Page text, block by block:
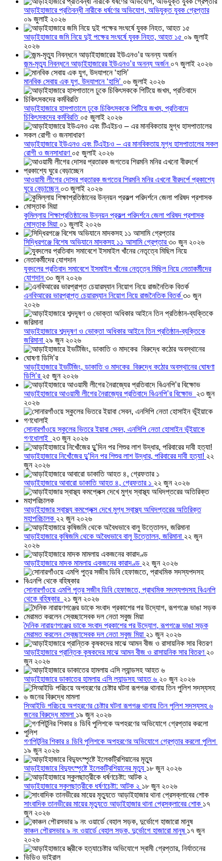
আড়াইহাজারে প্রতিবন্ধী নারীকে ধর্ষণের অভিযোগ, অভিযুক্ত যুবক গ্রেপ্তার
০৯ জুলাই ২০২৬
আড়াইহাজারে জমি নিয়ে দুই পক্ষের সংঘর্ষে যুবক নিহত, আহত ১৫ ০৯ জুলাই
২০২৬
জন্ম-মৃত্যু নিবন্ধনে আড়াইহাজারের ইউএনও’র অনন্য অর্জন ০৭ জুলাই ২০২৬
মানবিক সেবায় এক যুগ, উদযাপনে ‘হাসি’ ০৬ জুলাই ২০২৬
আড়াইহাজারে হাসপাতালে ঢুকে চিকিৎসককে পিটিয়ে জখম, প্রতিবাদে
চিকিৎসকদের কর্মবিরতি ০৫ জুলাই ২০২৬
আড়াইহাজারে ইউএনও এবং টিএইচও – এর মানবিকতায় মুগ্ধ হাসপাতালের সকল
রোগী ও জনসাধারণ ০৫ জুলাই ২০২৬
আওয়ামী লীগের দোসর প্রতারক জগতের শিরমনি মনির এখনো বীরদর্পে প্রকাশ্যে
ঘুরে বেড়াচ্ছেন ০৩ জুলাই ২০২৬
কুমিল্লায় শিক্ষাপ্রতিষ্ঠানের উন্নয়ন প্রকল্প পরিদর্শনে জেলা পরিষদ প্রশাসক
মোস্তাক মিয়া ০১ জুলাই ২০২৬
সিদ্ধিরগঞ্জে বিশেষ অভিযানে মাদকসহ ১১ আসামি গ্রেপ্তার৩০ জুন ২০২৬
যুবদলের প্রতিবাদ সমাবেশে ইসমাইল খাঁনের নেতৃত্বে মিছিল নিয়ে নেতাকর্মীদের
যোগদান৩০ জুন ২০২৬
এনবিআরের ভারপ্রাপ্ত চেয়ারম্যান নিয়োগ নিয়ে রাজনৈতিক বিতর্ক ৩০ জুন
২০২৬
আড়াইহাজারে শব্দদূষণ ও ভোক্তা অধিকার আইনে তিন প্রতিষ্ঠান-ব্যক্তিকে
জরিমানা ২৯ জুন ২০২৬
আড়াইহাজারে ইভটিজিং, ডাকাতি ও মাদকের বিরুদ্ধে কঠোর অবস্থানের ঘোষণা
ডিসি’র ২৫ জুন ২০২৬
আড়াইহাজারে আওয়ামী লীগের নৈরাজ্যের প্রতিবাদে বিএনপি’র বিক্ষোভ ২৩ জুন
২০২৬
সোনারগাঁওয়ে স্কুলের ভিতরে ইয়াবা সেবন, এনসিপি নেতা হোসাইন ভূঁইয়াকে
গণধোলাই ২৩ জুন ২০২৬
আড়াইহাজারে নিখোঁজের দুু’দিন পর শিশুর লাশ উদ্ধার, পরিবারের দাবী হত্যা! ২২
জুন ২০২৬
আড়াইহাজারে আবারো ডাকাতি আহত ৪, গ্রেফতার ১ ২২ জুন ২০২৬
আড়াইহাজার স্বাস্থ্য কমপ্লেক্স দেখে মুগ্ধ স্বাস্থ্য অধিদপ্তরের অতিরিক্ত
মহাপরিচালক ২২ জুন ২০২৬
আড়াইহাজারে কৃষিজমি থেকে অবৈধভাবে বালু উত্তোলন, জরিমানা ২২ জুন
২০২৬
আড়াইহাজারে মাদক মামলায় একজনের কারাদণ্ড ২২ জুন ২০২৬
সোনারগাঁওয়ে এমপি পুত্র সজীব ডিবি হেফাজতে, প্রাথমিক সদস্যপদসহ বিএনপি
থেকে বহিষ্কার ২১ জুন ২০২৬
দৈনিক নারায়ণগঞ্জের ডাকে সংবাদ প্রকাশের পর উদ্যোগ, রূপগঞ্জে ভাঙা সড়ক
মেরামত করলেন স্বেচ্ছাসেবক দল নেতা সবুজ মিয়া ২১ জুন ২০২৬
আড়াইহাজারে প্রান্তিক কৃষকদের মাঝে আমন বীজ ও রাসায়নিক সার বিতরণ ২০
জুন ২০২৬
আড়াইহাজারে ডাকাতের হামলায় এসি ল্যান্ডসহ আহত ৬ ২০ জুন ২০২৬
সিআইডি পরিচয়ে অপহরণের চেষ্টার ঘটনা রূপগঞ্জ থানায় তিন পুলিশ সদস্যসহ ৬
জনের বিরুদ্ধে মামলা ১৯ জুন ২০২৬
গণপিটুনির শিকার ৪ ডিবি পুলিশকে অপহরণের অভিযোগে গ্রেপ্তার করলো পুলিশ
১৯ জুন ২০২৬
আড়াইহাজারে বিদ্যুৎস্পৃষ্টে ইলেকট্রিশিয়ানের মৃত্যু ১৮ জুন ২০২৬
আড়াইহাজারে স্কুলছাত্রীকে ধর্ষণচেষ্টা: আটক ২ ১৮ জুন ২০২৬
সাংবাদিক তানভীরের মায়ের মৃত্যুতে আড়াইহাজার থানা প্রেসক্লাবের শোক ১৭
জুন ২০২৬
কাঞ্চন পৌরসভার ৯ নং ওয়ার্ডে বেহাল সড়ক, দুর্ভোগে হাজারো মানুষ ১৭ জুন
২০২৬